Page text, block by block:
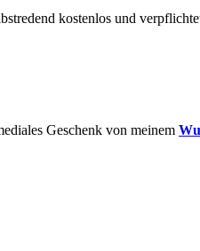
kostenlos und
Geschenk von meinem